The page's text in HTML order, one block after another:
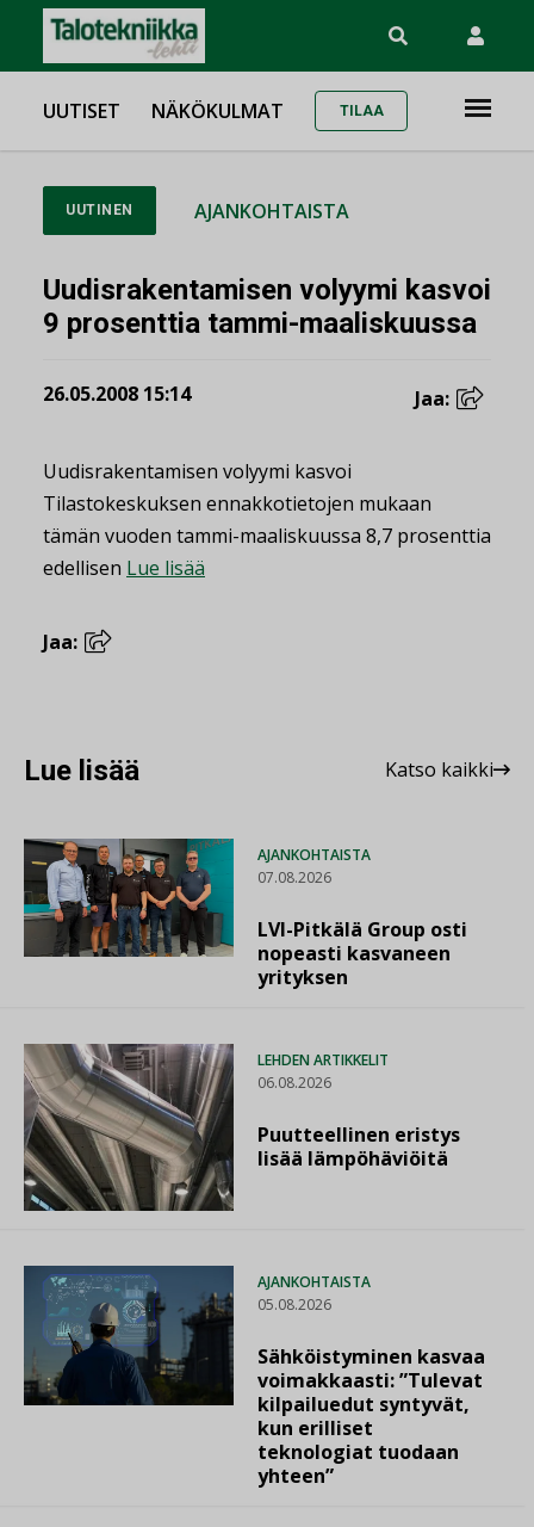
UUTISET NÄKÖKULMAT TILAA
UUTINEN AJANKOHTAISTA
Uudisrakentamisen volyymi kasvoi
9 prosenttia tammi-maaliskuussa
26.05.2008 15:14 Jaa:
Uudisrakentamisen volyymi kasvoi
Tilastokeskuksen ennakkotietojen mukaan
tämän vuoden tammi-maaliskuussa 8,7 prosenttia
edellisen Lue lisää
Jaa:
Lue lisää Katso kaikki
AJANKOHTAISTA
07.08.2026
LVI-Pitkälä Group osti
nopeasti kasvaneen
yrityksen
LEHDEN ARTIKKELIT
06.08.2026
Puutteellinen eristys
lisää lämpöhäviöitä
AJANKOHTAISTA
05.08.2026
Sähköistyminen kasvaa
voimakkaasti: ”Tulevat
kilpailuedut syntyvät,
kun erilliset
teknologiat tuodaan
yhteen”